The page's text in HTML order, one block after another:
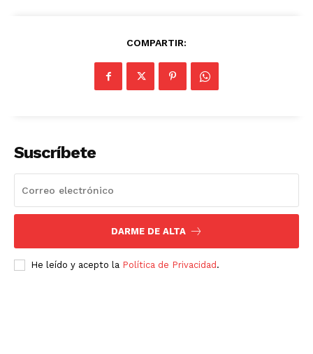
COMPARTIR:
Suscríbete
DARME DE ALTA
He leído y acepto la Política de Privacidad .